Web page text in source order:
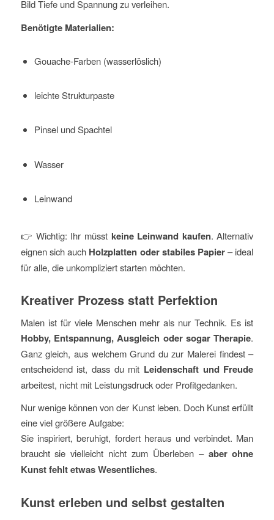
Bild Tiefe und Spannung zu verleihen.
Benötigte Materialien:
Gouache-Farben (wasserlöslich)
leichte Strukturpaste
Pinsel und Spachtel
Wasser
Leinwand
👉 Wichtig: Ihr müsst keine Leinwand kaufen. Alternativ
eignen sich auch Holzplatten oder stabiles Papier– ideal
für alle, die unkompliziert starten möchten.
Kreativer Prozess statt Perfektion
Malen ist für viele Menschen mehr als nur Technik. Es ist
Hobby, Entspannung, Ausgleich oder sogar Therapie.
Ganz gleich, aus welchem Grund du zur Malerei findest –
entscheidend ist, dass du mit Leidenschaft und Freude
arbeitest, nicht mit Leistungsdruck oder Profitgedanken.
Nur wenige können von der Kunst leben. Doch Kunst erfüllt
eine viel größere Aufgabe:
Sie inspiriert, beruhigt, fordert heraus und verbindet. Man
braucht sie vielleicht nicht zum Überleben – aber ohne
Kunst fehlt etwas Wesentliches.
Kunst erleben und selbst gestalten